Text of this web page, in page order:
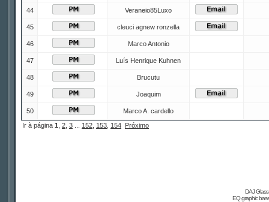
44 Veraneio85Luxo
45 cleuci agnew ronzella
46 Marco Antonio
47 Luís Henrique Kuhnen
48 Brucutu
49 Joaquim
50
Marco A. cardello
Ir à página 1 2 3 152 153 154 Próximo
DAJ
EQ graphic